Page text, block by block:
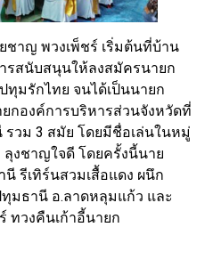
ชาญ พวงเพ็ชร์ เริ่มต้นที่บ้าน
สนับสนุนให้ลงสมัครนายก
มรักไทย จนได้เป็นนายก
กองค์การบริหารส่วนจังหวัดที่
วม 3 สมัย โดยมีชื่อเล่นในหมู่
ลุงชาญใจดี โดยครั้งนี้นาย
รีเทิร์นสวมเสื้อแดง ผนึก
มธานี อ.ลาดหลุมแก้ว และ
ทวงคืนเก้าอี้นายก